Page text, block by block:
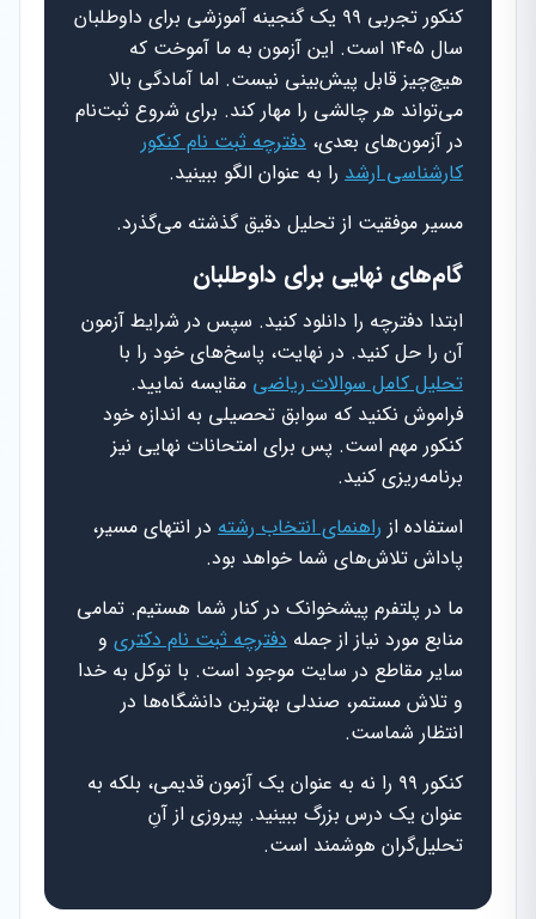
کنکور تجربی ۹۹ یک گنجینه آموزشی برای داوطلبان
سال ۱۴۰۵ است. این آزمون به ما آموخت که
هیچ‌چیز قابل پیش‌بینی نیست. اما آمادگی بالا
می‌تواند هر چالشی را مهار کند. برای شروع ثبت‌نام
در آزمون‌های بعدی، دفترچه ثبت نام کنکور
کارشناسی ارشد را به عنوان الگو ببینید.
مسیر موفقیت از تحلیل دقیق گذشته می‌گذرد.
گام‌های نهایی برای داوطلبان
ابتدا دفترچه را دانلود کنید. سپس در شرایط آزمون
آن را حل کنید. در نهایت، پاسخ‌های خود را با
تحلیل کامل سوالات ریاضی مقایسه نمایید.
فراموش نکنید که سوابق تحصیلی به اندازه خود
کنکور مهم است. پس برای امتحانات نهایی نیز
برنامه‌ریزی کنید.
استفاده از راهنمای انتخاب رشته در انتهای مسیر،
پاداش تلاش‌های شما خواهد بود.
ما در پلتفرم پیشخوانک در کنار شما هستیم. تمامی
منابع مورد نیاز از جمله دفترچه ثبت نام دکتری و
سایر مقاطع در سایت موجود است. با توکل به خدا
و تلاش مستمر، صندلی بهترین دانشگاه‌ها در
انتظار شماست.
کنکور ۹۹ را نه به عنوان یک آزمون قدیمی، بلکه به
عنوان یک درس بزرگ ببینید. پیروزی از آنِ
تحلیل‌گران هوشمند است.